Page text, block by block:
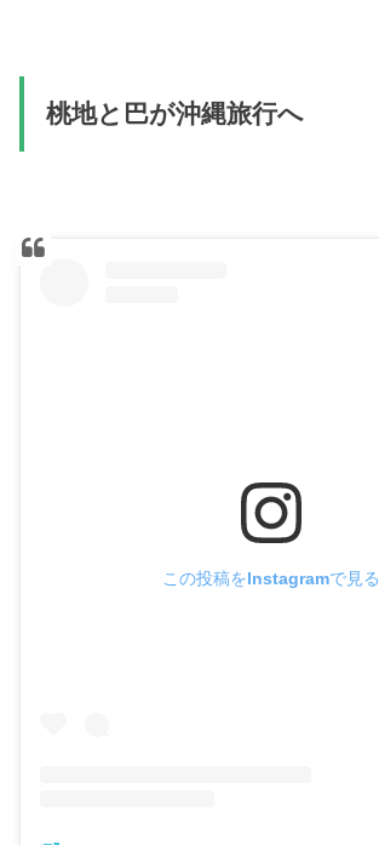
桃地と巴が沖縄旅行へ
この投稿をInstagramで見る